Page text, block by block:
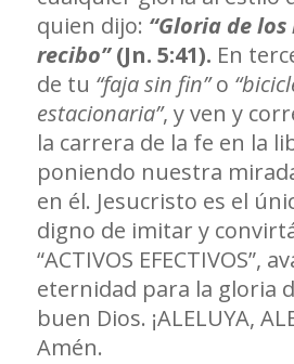
quien dijo: “Gloria de
recibo”(Jn. 5:41). En
de tu “faja sin fin”o
estacionaria”, y ven y
la carrera de la fe en la
poniendo nuestra
en él. Jesucristo es el
digno de imitar y
“ACTIVOS EFECTIVOS”,
eternidad para la gloria
buen Dios. ¡ALELUYA,
Amén.